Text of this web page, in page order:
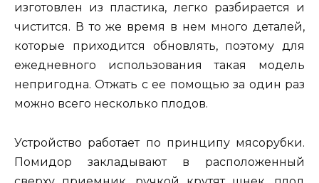
изготовлен из пластика, легко разбирается и
чистится. В то же время в нем много деталей,
которые приходится обновлять, поэтому для
ежедневного использования такая модель
непригодна. Отжать с ее помощью за один раз
можно всего несколько плодов.
Устройство работает по принципу мясорубки.
Помидор закладывают в расположенный